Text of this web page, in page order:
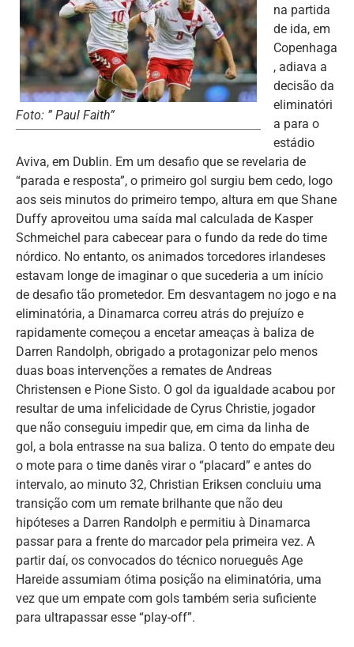
Foto: ” Paul Faith”
na partida
de ida, em
Copenhaga
, adiava a
decisão da
eliminatóri
a para o
estádio
Aviva, em Dublin. Em um desafio que se revelaria de
“parada e resposta”, o primeiro gol surgiu bem cedo, logo
aos seis minutos do primeiro tempo, altura em que Shane
Duffy aproveitou uma saída mal calculada de Kasper
Schmeichel para cabecear para o fundo da rede do time
nórdico. No entanto, os animados torcedores irlandeses
estavam longe de imaginar o que sucederia a um início
de desafio tão prometedor. Em desvantagem no jogo e na
eliminatória, a Dinamarca correu atrás do prejuízo e
rapidamente começou a encetar ameaças à baliza de
Darren Randolph, obrigado a protagonizar pelo menos
duas boas intervenções a remates de Andreas
Christensen e Pione Sisto. O gol da igualdade acabou por
resultar de uma infelicidade de Cyrus Christie, jogador
que não conseguiu impedir que, em cima da linha de
gol, a bola entrasse na sua baliza. O tento do empate deu
o mote para o time danês virar o “placard” e antes do
intervalo, ao minuto 32, Christian Eriksen concluiu uma
transição com um remate brilhante que não deu
hipóteses a Darren Randolph e permitiu à Dinamarca
passar para a frente do marcador pela primeira vez. A
partir daí, os convocados do técnico norueguês Age
Hareide assumiam ótima posição na eliminatória, uma
vez que um empate com gols também seria suficiente
para ultrapassar esse “play-off”.